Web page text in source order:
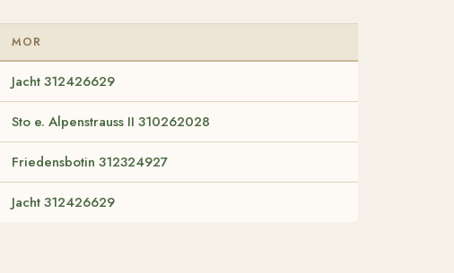
MOR
Jacht 312426629
Sto e. Alpenstrauss II 310262028
Friedensbotin 312324927
Jacht 312426629